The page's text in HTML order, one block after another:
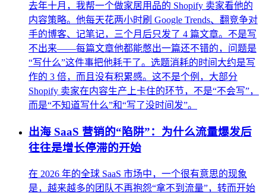
去年十月，我帮一个做家居用品的 Shopify 卖家看他的
内容策略。他每天花两小时刷 Google Trends、翻竞争对
手的博客、记笔记，三个月后只发了 4 篇文章。不是写
不出来——每篇文章他都能憋出一篇还不错的，问题是
“写什么”这件事把他耗干了。选题消耗的时间大约是写
作的 3 倍，而且没有积累感。这不是个例，大部分
Shopify 卖家在内容生产上卡住的环节，不是“不会写”，
而是“不知道写什么”和“写了没时间发”。
出海 SaaS 营销的“陷阱”：为什么流量爆发后
往往是增长停滞的开始
在 2026 年的全球 SaaS 市场中，一个很有意思的现象
是，越来越多的团队不再抱怨“拿不到流量”，转而开始